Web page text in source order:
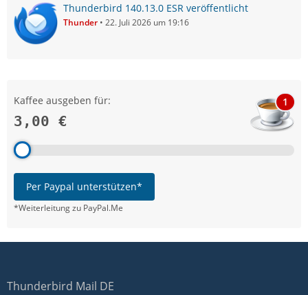
Thunderbird 140.13.0 ESR veröffentlicht
Thunder 22. Juli 2026 um 19:16
Kaffee ausgeben für:
3,00 €
1
Per Paypal unterstützen*
*Weiterleitung zu PayPal.Me
Thunderbird Mail DE